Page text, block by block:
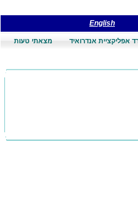
English
אפליקציית אנדרואיד מצאתי טעות